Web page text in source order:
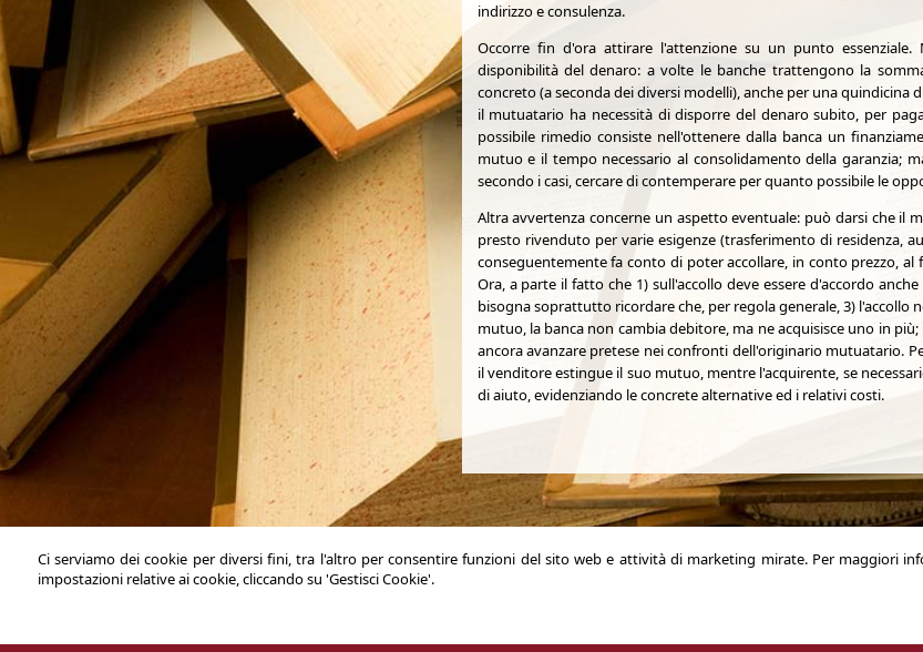
Ci serviamo dei cookie per diversi fini, tra l'altro per consentire funzioni del sito web e attività di marketing mirate. Per maggiori
impostazioni relative ai cookie, cliccando su 'Gestisci Cookie'.
indirizzo e consulenza.
Occorre fin d'ora attirare l'attenzione su un punto
disponibilità del denaro: a volte le banche trattengono la
concreto (a seconda dei diversi modelli), anche per una
il mutuatario ha necessità di disporre del denaro subito, per
possibile rimedio consiste nell'ottenere dalla banca un
mutuo e il tempo necessario al consolidamento della garanzia;
secondo i casi, cercare di contemperare per quanto possibile le
Altra avvertenza concerne un aspetto eventuale: può darsi che il
presto rivenduto per varie esigenze (trasferimento di residenza,
conseguentemente fa conto di poter accollare, in conto prezzo,
Ora, a parte il fatto che 1) sull'accollo deve essere d'accordo
bisogna soprattutto ricordare che, per regola generale, 3)
mutuo, la banca non cambia debitore, ma ne acquisisce uno in
ancora avanzare pretese nei confronti dell'originario mutuatario.
il venditore estingue il suo mutuo, mentre l'acquirente, se
di aiuto, evidenziando le concrete alternative ed i relativi costi.
Notaio Marco Bulferi